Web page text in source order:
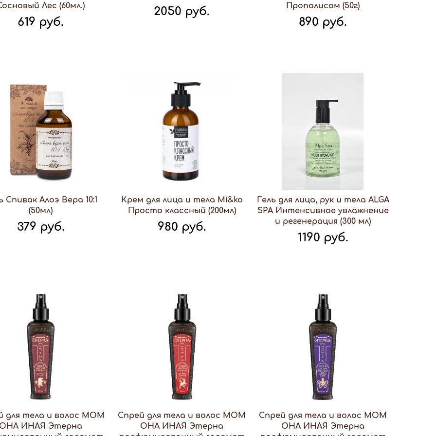
Лес (60мл.)
619 руб.
2050 руб. Прополисом (50г)
890 руб.
Спивак Алоэ Вера 10:1
(50мл)
379 руб.
Крем для лица и тела Mi&ko
Просто классный (200мл)
980 руб.
Гель для лица, рук и тела ALGA
SPA Интенсивное увлажнение
и регенерация (300 мл)
1190 руб.
для тела и волос МОМ
ИНАЯ Этерна
Спрей для тела и волос МОМ
ОНА ИНАЯ Этерна
Спрей для тела и волос МОМ
ОНА ИНАЯ Этерна